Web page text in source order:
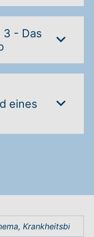
3 - Das
eines